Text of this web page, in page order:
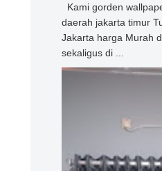
Kami gorden
daerah jakarta timur
Jakarta harga Murah
sekaligus di ...